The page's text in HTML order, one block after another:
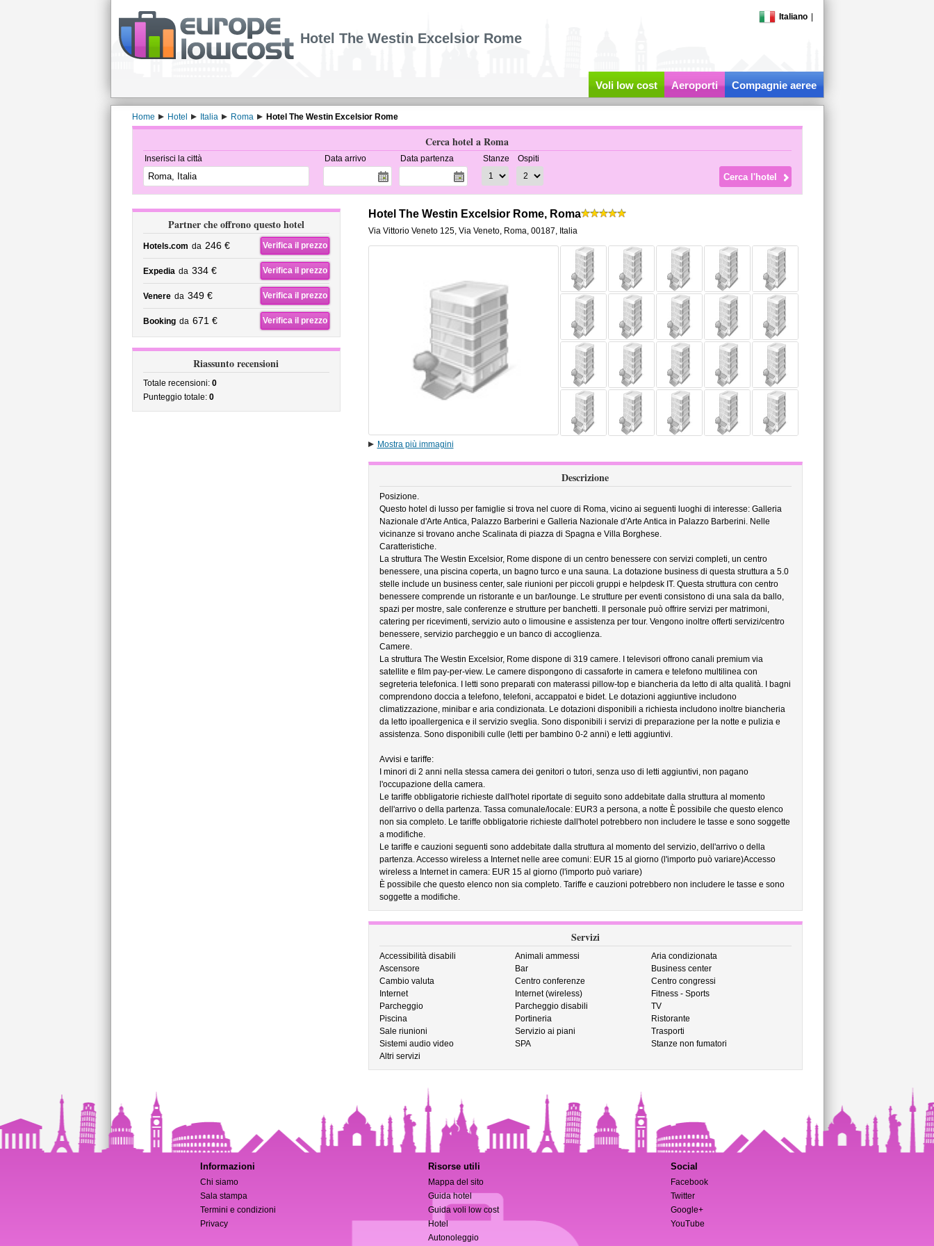
Italiano
Hotel The Westin Excelsior Rome
Voli low cost Aeroporti Compagnie aeree
Home Hotel Italia Roma Hotel The Westin Excelsior Rome
Cerca hotel a Roma
Inserisci la città Data arrivo Data partenza Stanze Ospiti
Partner che offrono questo hotel
Hotels.com da 246 € Verifica il prezzo
Expedia da 334 € Verifica il prezzo
Venere da 349 € Verifica il prezzo
Booking da 671 € Verifica il prezzo
Riassunto recensioni
Totale recensioni: 0
Punteggio totale: 0
Hotel The Westin Excelsior Rome, Roma
Via Vittorio Veneto 125, Via Veneto, Roma, 00187, Italia
Mostra più immagini
Descrizione
Posizione.
Questo hotel di lusso per famiglie si trova nel cuore di Roma, vicino ai seguenti luoghi di interesse: Galleria
Nazionale d'Arte Antica, Palazzo Barberini e Galleria Nazionale d'Arte Antica in Palazzo Barberini. Nelle
vicinanze si trovano anche Scalinata di piazza di Spagna e Villa Borghese.
Caratteristiche.
La struttura The Westin Excelsior, Rome dispone di un centro benessere con servizi completi, un centro
benessere, una piscina coperta, un bagno turco e una sauna. La dotazione business di questa struttura a 5.0
stelle include un business center, sale riunioni per piccoli gruppi e helpdesk IT. Questa struttura con centro
benessere comprende un ristorante e un bar/lounge. Le strutture per eventi consistono di una sala da ballo,
spazi per mostre, sale conferenze e strutture per banchetti. Il personale può offrire servizi per matrimoni,
catering per ricevimenti, servizio auto o limousine e assistenza per tour. Vengono inoltre offerti servizi/centro
benessere, servizio parcheggio e un banco di accoglienza.
Camere.
La struttura The Westin Excelsior, Rome dispone di 319 camere. I televisori offrono canali premium via
satellite e film pay-per-view. Le camere dispongono di cassaforte in camera e telefono multilinea con
segreteria telefonica. I letti sono preparati con materassi pillow-top e biancheria da letto di alta qualità. I bagni
comprendono doccia a telefono, telefoni, accappatoi e bidet. Le dotazioni aggiuntive includono
climatizzazione, minibar e aria condizionata. Le dotazioni disponibili a richiesta includono inoltre biancheria
da letto ipoallergenica e il servizio sveglia. Sono disponibili i servizi di preparazione per la notte e pulizia e
assistenza. Sono disponibili culle (letti per bambino 0-2 anni) e letti aggiuntivi.
Avvisi e tariffe:
I minori di 2 anni nella stessa camera dei genitori o tutori, senza uso di letti aggiuntivi, non pagano
l'occupazione della camera.
Le tariffe obbligatorie richieste dall'hotel riportate di seguito sono addebitate dalla struttura al momento
dell'arrivo o della partenza. Tassa comunale/locale: EUR3 a persona, a notte È possibile che questo elenco
non sia completo. Le tariffe obbligatorie richieste dall'hotel potrebbero non includere le tasse e sono soggette
a modifiche.
Le tariffe e cauzioni seguenti sono addebitate dalla struttura al momento del servizio, dell'arrivo o della
partenza. Accesso wireless a Internet nelle aree comuni: EUR 15 al giorno (l'importo può variare)Accesso
wireless a Internet in camera: EUR 15 al giorno (l'importo può variare)
È possibile che questo elenco non sia completo. Tariffe e cauzioni potrebbero non includere le tasse e sono
soggette a modifiche.
Servizi
Accessibilità disabili Animali ammessi
Aria condizionata
Ascensore
Bar
Business center
Cambio valuta
Centro conferenze
Centro congressi
Internet
Internet (wireless)
Fitness - Sports
Parcheggio
Parcheggio disabili
TV
Piscina
Portineria
Ristorante
Sale riunioni
Servizio ai piani
Trasporti
Sistemi audio video
SPA
Stanze non fumatori
Altri servizi
Informazioni
Chi siamo
Sala stampa
Termini e condizioni
Privacy
Risorse utili
Mappa del sito
Guida hotel
Guida voli low cost
Hotel
Autonoleggio
Social
Facebook
Twitter
Google+
YouTube